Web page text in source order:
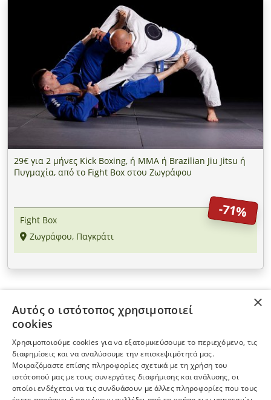
29€ για 2 μήνες Kick Boxing, ή MMA ή Brazilian Jiu Jitsu ή
Πυγμαχία, από το Fight Box στου Ζωγράφου
-71%
Fight Box
Ζωγράφου, Παγκράτι
ΠΛΗΡΟΦΟΡΙΕΣ
Η ΕΤΑΙΡΕΙΑ
ΠΕΡΙΣΣΟΤΕΡΑ
×
Αυτός ο ιστότοπος χρησιμοποιεί
cookies
Χρησιμοποιούμε cookies για να εξατομικεύσουμε το περιεχόμενο, τις
διαφημίσεις και να αναλύσουμε την επισκεψιμότητά μας.
Μοιραζόμαστε επίσης πληροφορίες σχετικά με τη χρήση του
ιστότοπού μας με τους συνεργάτες διαφήμισης και ανάλυσης, οι
οποίοι ενδέχεται να τις συνδυάσουν με άλλες πληροφορίες που τους